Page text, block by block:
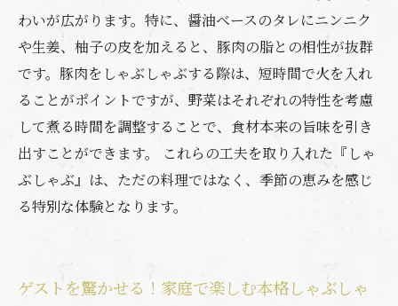
わいが広がります。特に、醤油ベースのタレにニンニク
や生姜、柚子の皮を加えると、豚肉の脂との相性が抜群
です。豚肉をしゃぶしゃぶする際は、短時間で火を入れ
ることがポイントですが、野菜はそれぞれの特性を考慮
して煮る時間を調整することで、食材本来の旨味を引き
出すことができます。 これらの工夫を取り入れた『しゃ
ぶしゃぶ』は、ただの料理ではなく、季節の恵みを感じ
る特別な体験となります。
ゲストを驚かせる！家庭で楽しむ本格しゃぶしゃ